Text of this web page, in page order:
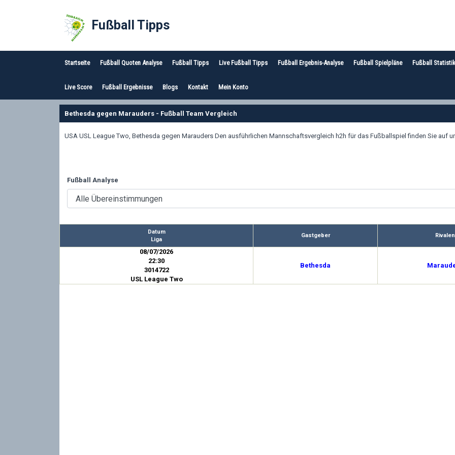
Fußball Tipps
Startseite Fußball Quoten Analyse Fußball Tipps Live Fußball Tipps Fußball Ergebnis-Analyse Fußball Spielpläne Fußball Statistik
Live Score Fußball Ergebnisse Blogs Kontakt Mein Konto
Bethesda gegen Marauders - Fußball Team Vergleich
USA USL League Two, Bethesda gegen Marauders Den ausführlichen Mannschaftsvergleich h2h für das Fußballspiel finden Sie auf
Fußball Analyse
Datum
Liga
Gastgeber Rivalen
08/07/2026
22:30
3014722
USL League Two
Bethesda